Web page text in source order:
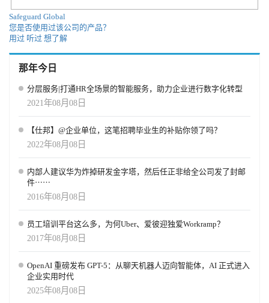
Safeguard Global
您是否使用过该公司的产品？
用过 听过 想了解
那年今日
分层服务|打通HR全场景的智能服务，助力企业进行数字化转型
2021年08月08日
【仕邦】@企业单位，这笔招聘毕业生的补贴你领了吗？
2022年08月08日
内部人建议华为炸掉研发金字塔，然后任正非给全公司发了封邮
件⋯⋯
2016年08月08日
员工培训平台这么多，为何Uber、爱彼迎独爱Workramp？
2017年08月08日
OpenAI 重磅发布 GPT-5：从聊天机器人迈向智能体，AI 正式进入
企业实用时代
2025年08月08日